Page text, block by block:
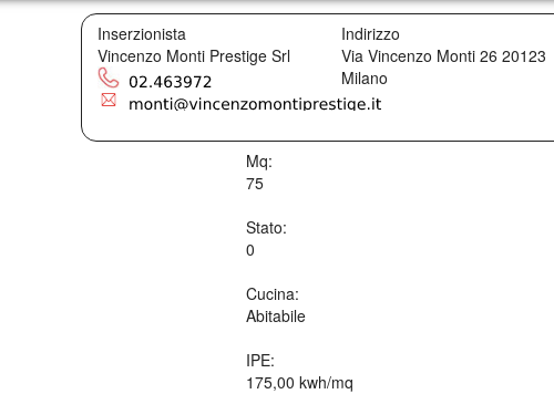
Inserzionista
Vincenzo Monti Prestige Srl
Indirizzo
Via Vincenzo Monti 26 20123
Milano
Mq:
75
Stato:
0
Cucina:
Abitabile
IPE:
175,00 kwh/mq